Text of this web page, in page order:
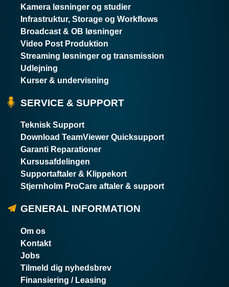
Kamera løsninger og studier
Infrastruktur, Storage og Workflows
Broadcast & OB løsninger
Video Post Produktion
Streaming løsninger og transmission
Udlejning
Kurser & undervisning
SERVICE & SUPPORT
Teknisk Support
Download TeamViewer Quicksupport
Garanti Reparationer
Kursusafdelingen
Supportaftaler & Klippekort
Stjernholm ProCare aftaler & support
GENERAL INFORMATION
Om os
Kontakt
Jobs
Tilmeld dig nyhedsbrev
Finansiering / Leasing